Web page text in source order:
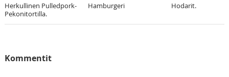
Herkullinen Pulledpork-
Pekonitortilla.
Hamburgeri Hodarit.
Kommentit